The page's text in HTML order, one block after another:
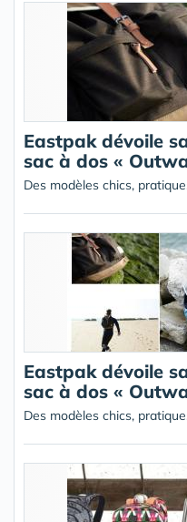
Eastpak dévoile
sac à dos «
Des modèles chics,
Eastpak dévoile
sac à dos «
Des modèles chics,